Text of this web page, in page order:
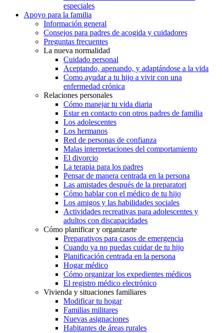
especiales
Apoyo para la familia
Información general
Consejos para padres de acogida y cuidadores
Preguntas frecuentes
La nueva normalidad
Cuidado personal
Aceptando, apenando, y adaptándose a la vida
Como ayudar a tu hijo a vivir con una
enfermedad crónica
Relaciones personales
Cómo manejar tu vida diaria
Estar en contacto con otros padres de familia
Los adolescentes
Los hermanos
Red de personas de confianza
Malas interpretaciones del comportamiento
El divorcio
La terapia para los padres
Pensar de manera centrada en la persona
Las amistades después de la preparatori
Cómo hablar con el médico de tu hijo
Los amigos y las habilidades sociales
Actividades recreativas para adolescentes y
adultos con discapacidades
Cómo planificar y organizarte
Preparativos para casos de emergencia
Cuando ya no puedas cuidar de tu hijo
Planificación centrada en la persona
Hogar médico
Cómo organizar los expedientes médicos
El registro médico electrónico
Vivienda y situaciones familiares
Modificar tu hogar
Familias militares
Nuevas asignaciones
Habitantes de áreas rurales